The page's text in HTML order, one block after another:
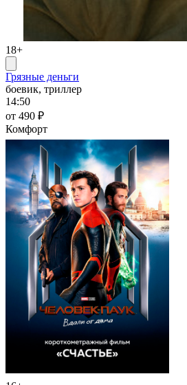
18+
Грязные деньги
боевик, триллер
14:50
от 490 ₽
Комфорт